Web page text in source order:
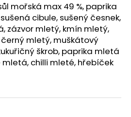
mořská max 49 %, paprika
cibule, sušený česnek,
zázvor mletý, kmín mletý,
mletý, muškátový
škrob, paprika mletá
mletá, chilli mleté, hřebíček
HĽADAŤ